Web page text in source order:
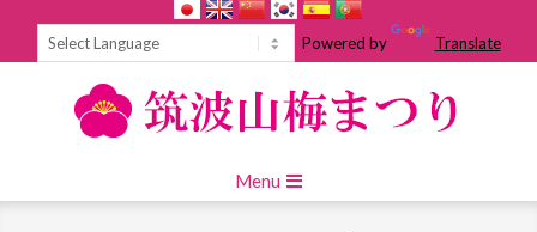
Powered by Translate
Navigation
Menu